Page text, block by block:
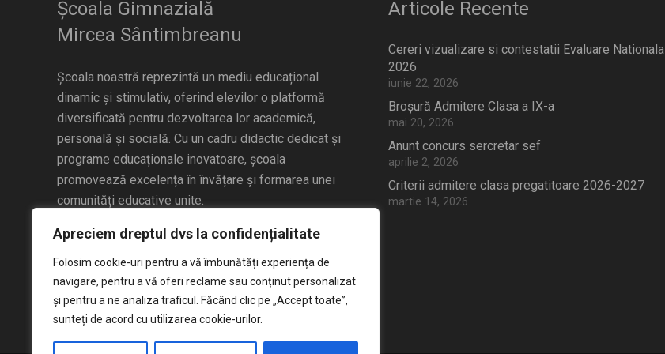
Apreciem dreptul dvs la confidențialitate
Folosim cookie-uri pentru a vă îmbunătăți experiența de
navigare, pentru a vă oferi reclame sau conținut personalizat
și pentru a ne analiza traficul. Făcând clic pe „Accept toate”,
sunteți de acord cu utilizarea cookie-urilor.
Școala Gimnazială
Mircea Sântimbreanu
Școala noastră reprezintă un mediu educațional
dinamic și stimulativ, oferind elevilor o platformă
diversificată pentru dezvoltarea lor academică,
personală și socială. Cu un cadru didactic dedicat și
programe educaționale inovatoare, școala
promovează excelența în învățare și formarea unei
comunități educative unite.
Articole Recente
Cereri vizualizare si contestatii Evaluare Nationala
2026
iunie 22, 2026
Broșură Admitere Clasa a IX-a
mai 20, 2026
Anunt concurs sercretar sef
aprilie 2, 2026
Criterii admitere clasa pregatitoare 2026-2027
martie 14, 2026